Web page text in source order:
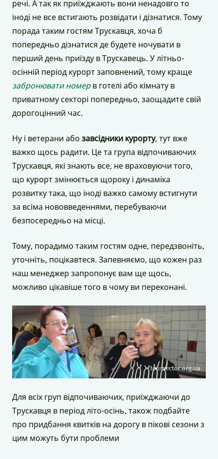
речі. А так як приїжджають вони ненадовго то
іноді не все встигають розвідати і дізнатися. Тому
порада таким гостям Трускавця, хоча б
попередньо дізнатися де будете ночувати в
перший день приїзду в Трускавець. У літньо-
осінній період курорт заповнений, тому краще
забронювати номерв готелі або кімнату в
приватному секторі попередньо, заощадите свій
дорогоцінний час.
Ну і ветерани або завсідники курорту, тут вже
важко щось радити. Це та група відпочиваючих
Трускавця, які знають все, не враховуючи того,
що курорт змінюється щороку і динаміка
розвитку така, що іноді важко самому встигнути
за всіма нововведеннями, перебуваючи
безпосередньо на місці.
Тому, порадимо таким гостям одне, передзвоніть,
уточніть, поцікавтеся. Запевняємо, що кожен раз
наш менеджер запропонує вам ще щось,
можливо цікавіше того в чому ви переконані.
Для всіх груп відпочиваючих, приїжджаючи до
Трускавця в період літо-осінь, також подбайте
про придбання квитків на дорогу в пікові сезони з
цим можуть бути проблеми